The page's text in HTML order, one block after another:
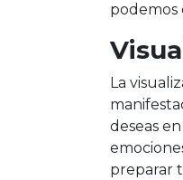
podemos
La
deseas
preparar